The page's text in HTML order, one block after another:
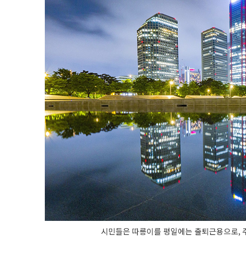
시민들은 따릉이를 평일에는 출퇴근용으로,